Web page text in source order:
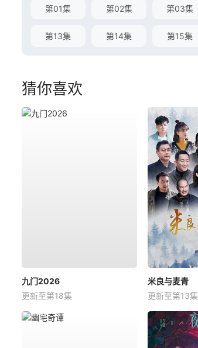
第01集 第02集 第03集
第13集 第14集 第15集
猜你喜欢
九门2026
更新至第18集
米良与麦青
更新至第13集